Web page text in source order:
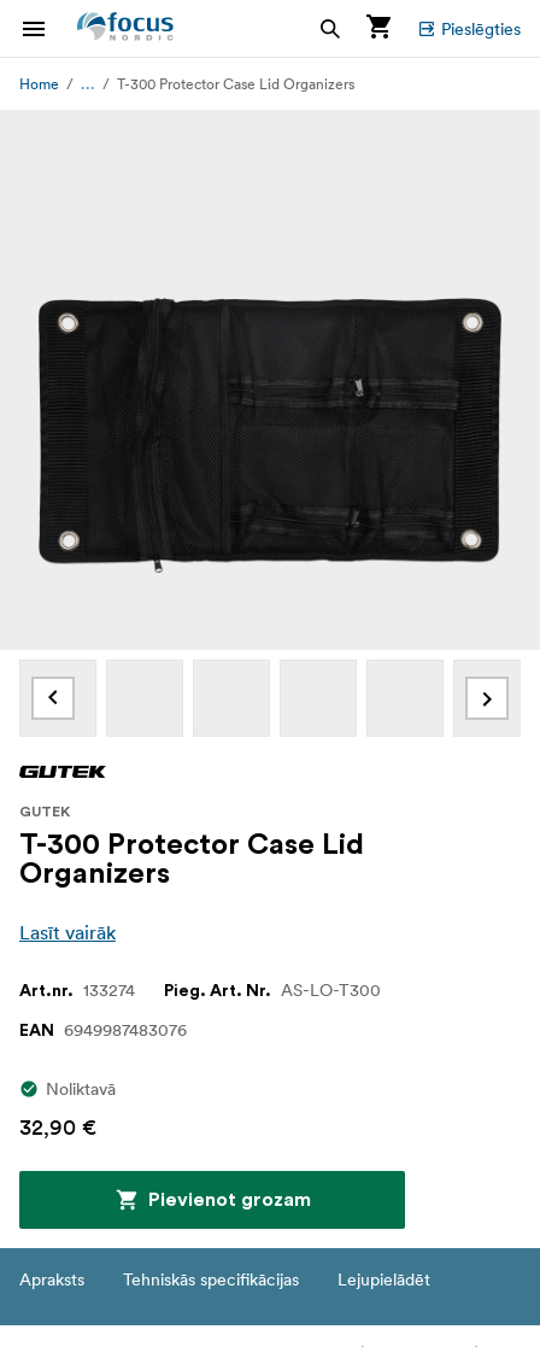
Pieslēgties
Home ... T-300 Protector Case Lid Organizers
GUTEK
T-300 Protector Case Lid
Organizers
Lasīt vairāk
Art.nr. 133274 Pieg. Art. Nr. AS-LO-T300
EAN 6949987483076
Noliktavā
32,90 €
Pievienot grozam
Apraksts Tehniskās specifikācijas Lejupielādēt